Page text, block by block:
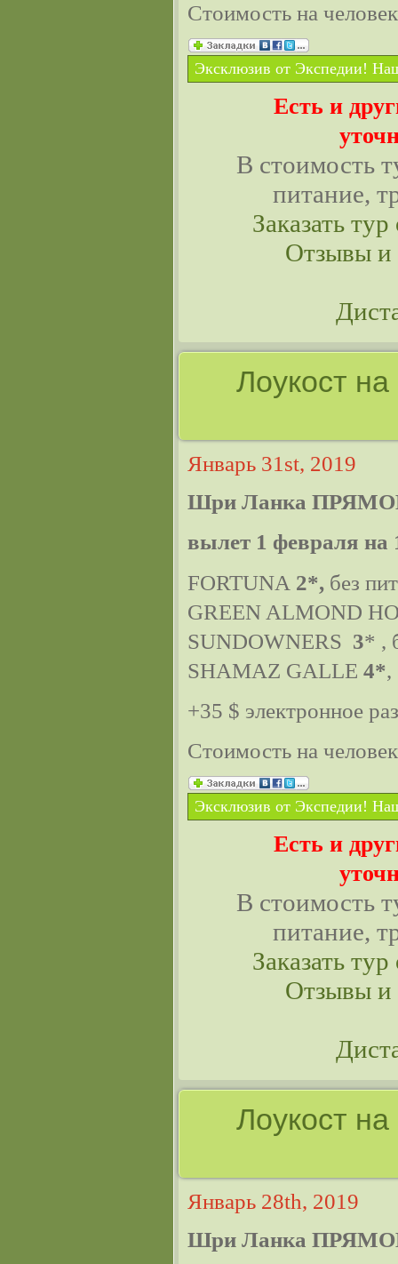
Стоимость на
Эксклюзив от Экспедии!
Есть и
В стоимость
питание,
Заказать
Отзывы и
Лоукост
Январь 31st, 2019
Шри Ланка
вылет 1 февраля на
FORTUNA 2*, без
GREEN ALMOND
SUNDOWNERS 3* ,
SHAMAZ GALLE 4*,
+35 $ электронное
Стоимость на
Эксклюзив от Экспедии!
Есть и
В стоимость
питание,
Заказать
Отзывы и
Лоукост
Январь 28th, 2019
Шри Ланка